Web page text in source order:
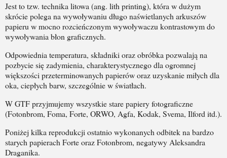
Jest to tzw. technika litowa (ang. lith printing), która w dużym
skrócie polega na wywoływaniu długo naświetlanych arkuszów
papieru w mocno rozcieńczonym wywoływaczu kontrastowym do
wywoływania błon graficznych.
Odpowiednia temperatura, składniki oraz obróbka pozwalają na
pozbycie się zadymienia, charakterystycznego dla ogromnej
większości przeterminowanych papierów oraz uzyskanie miłych dla
oka, ciepłych barw, szczególnie w światłach.
W GTF przyjmujemy wszystkie stare papiery fotograficzne
(Fotonbrom, Foma, Forte, ORWO, Agfa, Kodak, Svema, Ilford itd.).
Poniżej kilka reprodukcji ostatnio wykonanych odbitek na bardzo
starych papierach Forte oraz Fotonbrom, negatywy Aleksandra
Draganika.